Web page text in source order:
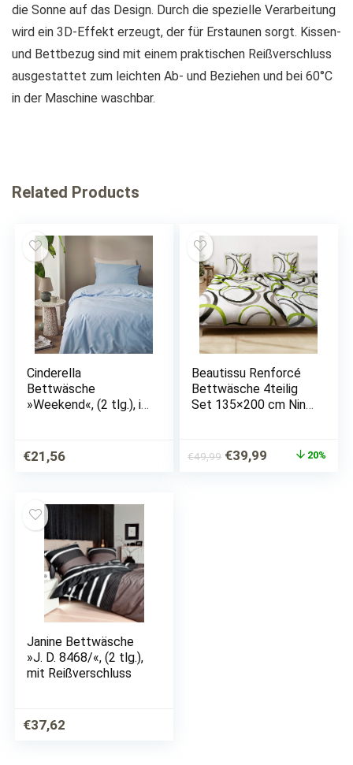
die Sonne auf das Design. Durch die spezielle Verarbeitung
wird ein 3D-Effekt erzeugt, der für Erstaunen sorgt. Kissen-
und Bettbezug sind mit einem praktischen Reißverschluss
ausgestattet zum leichten Ab- und Beziehen und bei 60°C
in der Maschine waschbar.
Related Products
Cinderella
Bettwäsche
»Weekend«, (2 tlg.), in
€21,56
Beautissu Renforcé
Bettwäsche 4teilig
Set 135×200 cm Nina
cm aus 100%
Baumwolle – Sommer
€49,99 Ursprünglicher
€39,99 Aktueller
20%
Janine Bettwäsche
»J. D. 8468/«, (2 tlg.),
mit Reißverschluss
€37,62